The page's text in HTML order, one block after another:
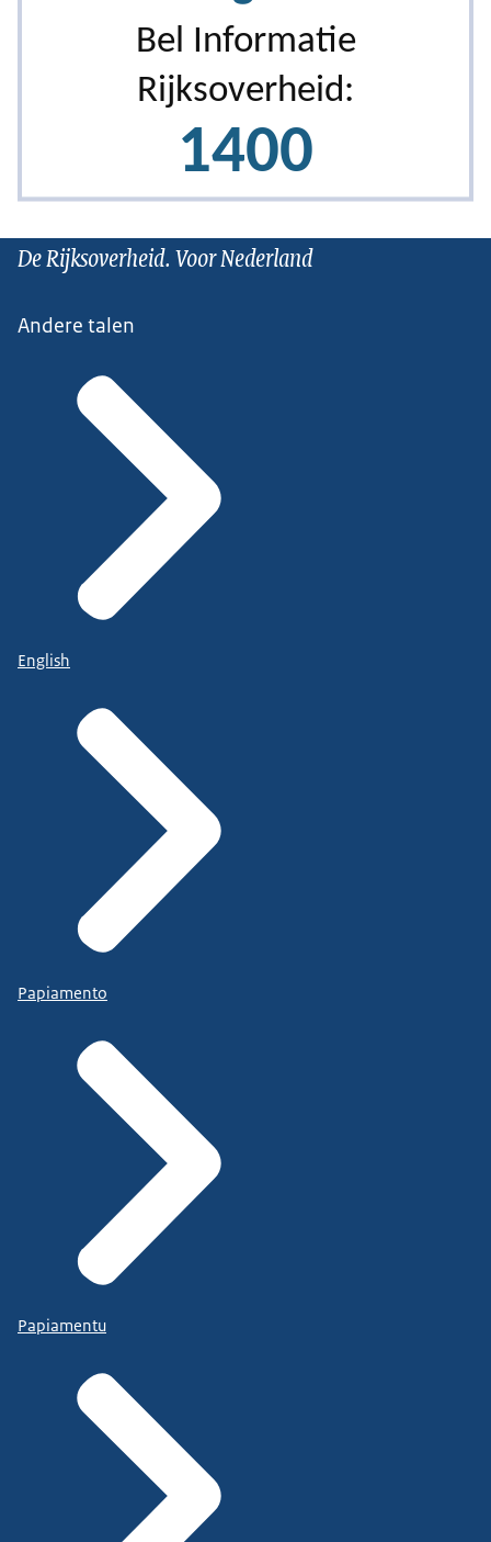
De Rijksoverheid. Voor Nederland
Andere talen
English
Papiamento
Papiamentu